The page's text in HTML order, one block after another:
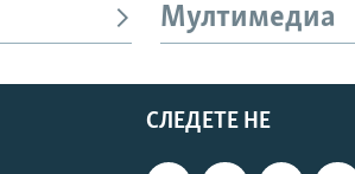
Мултимедиа
СЛЕДЕТЕ НЕ